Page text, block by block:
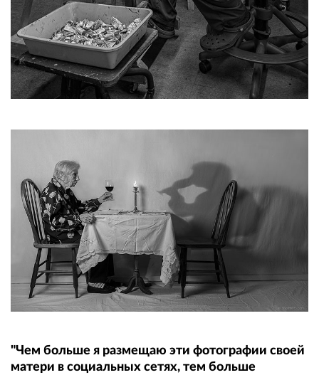
"Чем больше я размещаю эти фотографии своей
матери в социальных сетях, тем больше